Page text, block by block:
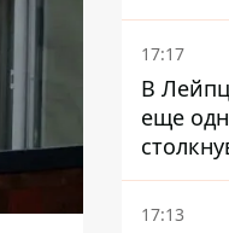
17:17
В
еще
17:13